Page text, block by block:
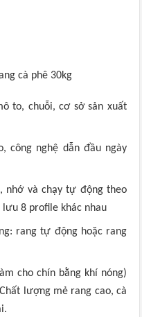
cà phê 30kg
to, chuỗi, cơ sở sản xuất
công nghệ dẫn đầu ngày
nhớ và chạy tự động theo
8 profile khác nhau
rang tự động hoặc rang
cho chín bằng khí nóng)
lượng mẻ rang cao, cà